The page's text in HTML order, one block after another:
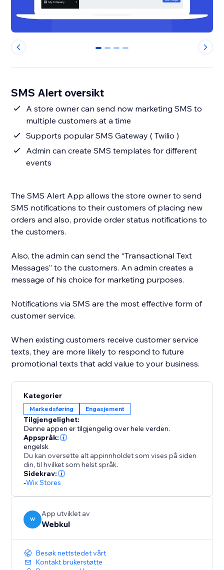
0 1 2 3
SMS Alert oversikt
A store owner can send now marketing SMS to
multiple customers at a time
Supports popular SMS Gateway ( Twilio )
Admin can create SMS templates for different
events
The SMS Alert App allows the store owner to send
SMS notifications to their customers of placing new
orders and also, provide order status notifications to
the customers.
Also, the admin can send the “Transactional Text
Messages” to the customers. An admin creates a
message of his choice for marketing purposes.
Notifications via SMS are the most effective form of
customer service.
When existing customers receive customer service
texts, they are more likely to respond to future
promotional texts that add value to your business.
Kategorier
Markedsføring Engasjement
Tilgjengelighet:
Denne appen er tilgjengelig over hele verden.
Appspråk:
engelsk
Du kan oversette alt appinnholdet som vises på siden
din, til hvilket som helst språk.
Sidekrav:
-Wix Stores
W
App utviklet av
Webkul
Besøk nettstedet vårt
Kontakt brukerstøtte